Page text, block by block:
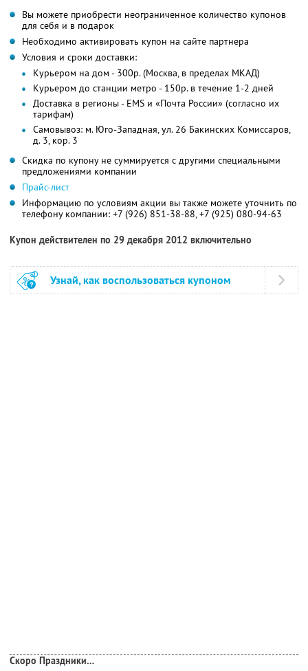
Вы можете приобрести неограниченное количество купонов
для себя и в подарок
Необходимо активировать купон на сайте партнера
Условия и сроки доставки:
Курьером на дом - 300р. (Москва, в пределах МКАД)
Курьером до станции метро - 150р. в течение 1-2 дней
Доставка в регионы - EMS и «Почта России» (согласно их
тарифам)
Самовывоз: м. Юго-Западная, ул. 26 Бакинских Комиссаров,
д. 3, кор. 3
Скидка по купону не суммируется с другими специальными
предложениями компании
Прайс-лист
Информацию по условиям акции вы также можете уточнить по
телефону компании: +7 (926) 851-38-88,+7 (925) 080-94-63
Купон действителен по 29 декабря 2012 включительно
Узнай, как воспользоваться купоном
Скоро Праздники…